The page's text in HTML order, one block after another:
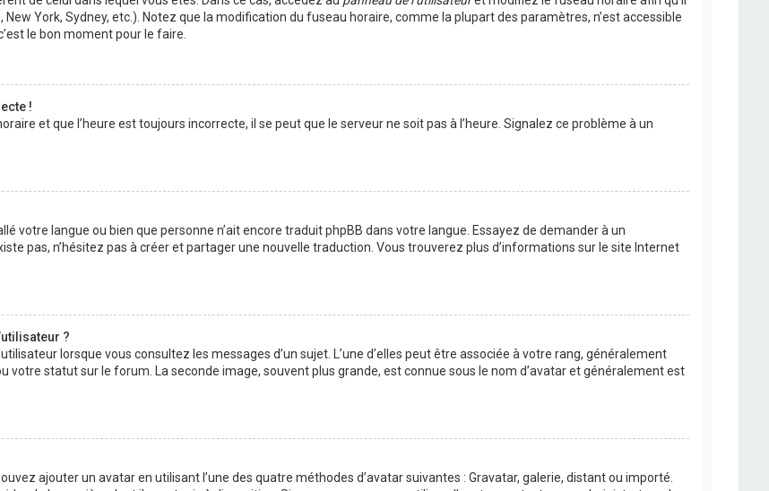
York, Sydney, etc.). Notez que la modification du fuseau horaire, comme la plupart des paramètres, n’est accessible
le bon moment pour le faire.
!
et que l’heure est toujours incorrecte, il se peut que le serveur ne soit pas à l’heure. Signalez ce problème à un
votre langue ou bien que personne n’ait encore traduit phpBB dans votre langue. Essayez de demander à un
pas, n’hésitez pas à créer et partager une nouvelle traduction. Vous trouverez plus d’informations sur le site Internet
?
lorsque vous consultez les messages d’un sujet. L’une d’elles peut être associée à votre rang, généralement
votre statut sur le forum. La seconde image, souvent plus grande, est connue sous le nom d’avatar et généralement est
ajouter un avatar en utilisant l’une des quatre méthodes d’avatar suivantes : Gravatar, galerie, distant ou importé.